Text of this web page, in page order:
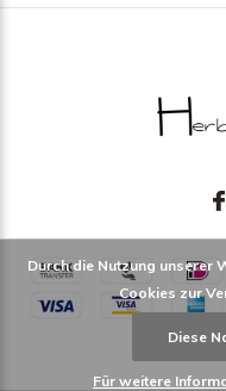
Durch die Nutzung unserer
Cookies zur
Diese
Für weitere